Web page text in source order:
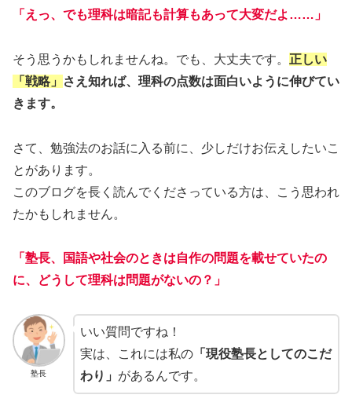
「えっ、でも理科は暗記も計算もあって大変だよ……」
そう思うかもしれませんね。でも、大丈夫です。 正しい
「戦略」
さえ知れば、 理科の点数は面白いように伸びてい
きます。
さて、勉強法のお話に入る前に、少しだけお伝えしたいこ
とがあります。
このブログを長く読んでくださっている方は、こう思われ
たかもしれません。
「塾長、国語や社会のときは自作の問題を載せていたの
に、どうして理科は問題がないの？」
塾長
いい質問ですね！
実は、これには私の「現役塾長としてのこだ
わり」 があるんです。